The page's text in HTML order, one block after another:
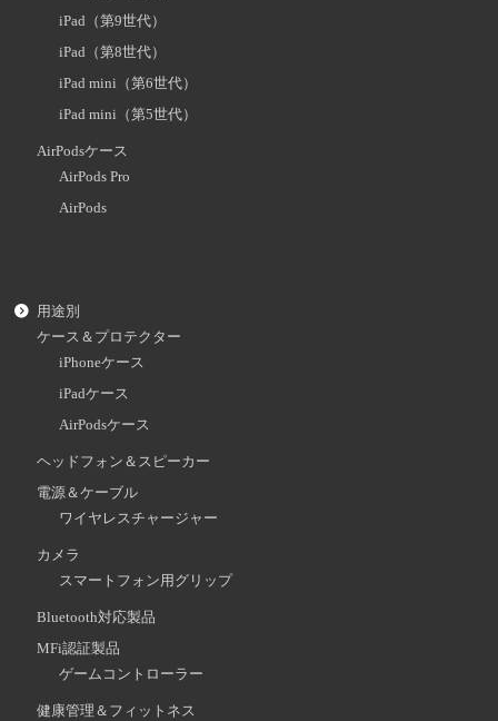
iPad（第9世代）
iPad（第8世代）
iPad mini（第6世代）
iPad mini（第5世代）
AirPodsケース
AirPods Pro
AirPods
用途別
ケース＆プロテクター
iPhoneケース
iPadケース
AirPodsケース
ヘッドフォン＆スピーカー
電源＆ケーブル
ワイヤレスチャージャー
カメラ
スマートフォン用グリップ
Bluetooth対応製品
MFi認証製品
ゲームコントローラー
健康管理＆フィットネス